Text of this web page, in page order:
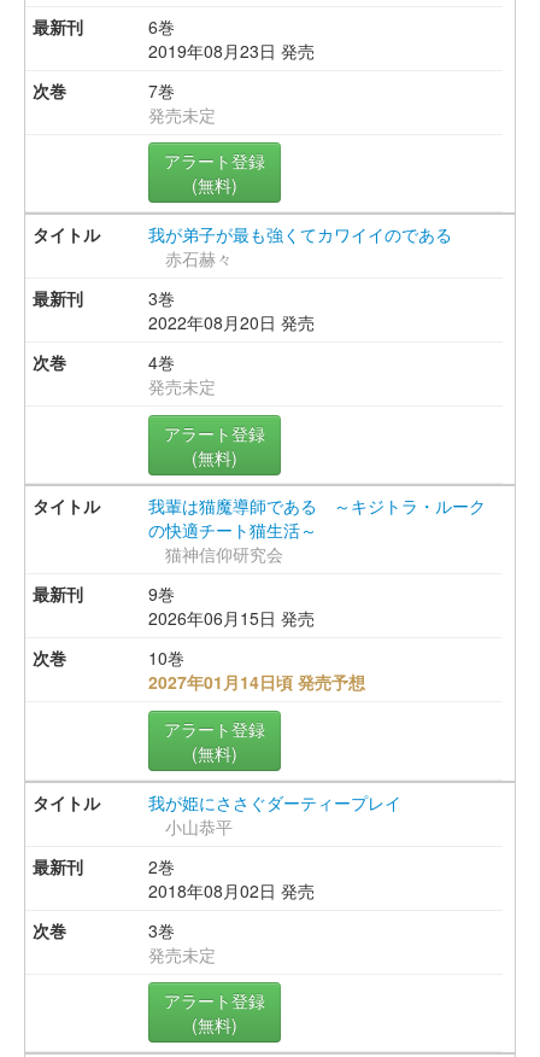
6巻
2019年08月23日 発売
7巻
発売未定
アラート登録
(無料)
我が弟子が最も強くてカワイイのである
赤石赫々
3巻
2022年08月20日 発売
4巻
発売未定
アラート登録
(無料)
我輩は猫魔導師である ～キジトラ・ルーク
の快適チート猫生活～
猫神信仰研究会
9巻
2026年06月15日 発売
10巻
2027年01月14日頃 発売予想
アラート登録
(無料)
我が姫にささぐダーティープレイ
小山恭平
2巻
2018年08月02日 発売
3巻
発売未定
アラート登録
(無料)